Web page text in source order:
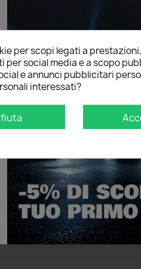
starstar Perfetto
Frecce perfette e
starstar
Lioi
Come da desc...
Come da
Recommended to
per scopi legati a
per social media e a scopo
e annunci pubblicitari
interessati?